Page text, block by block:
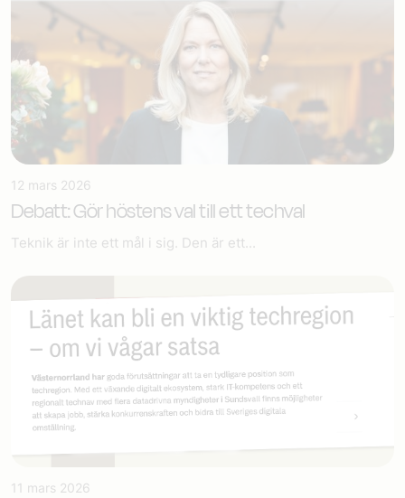
12 mars 2026
Debatt: Gör höstens val till ett techval
Teknik är inte ett mål i sig. Den är ett...
11 mars 2026